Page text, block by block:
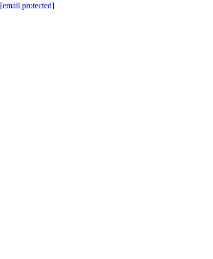
[email protected]